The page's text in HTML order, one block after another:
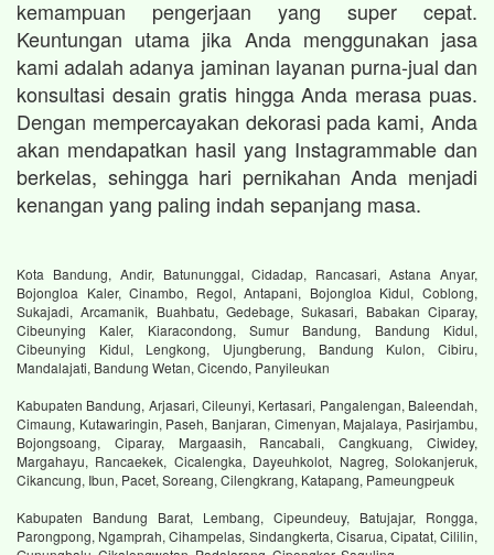
kemampuan pengerjaan yang super cepat.
Keuntungan utama jika Anda menggunakan jasa
kami adalah adanya jaminan layanan purna-jual dan
konsultasi desain gratis hingga Anda merasa puas.
Dengan mempercayakan dekorasi pada kami, Anda
akan mendapatkan hasil yang Instagrammable dan
berkelas, sehingga hari pernikahan Anda menjadi
kenangan yang paling indah sepanjang masa.
Kota Bandung, Andir, Batununggal, Cidadap, Rancasari, Astana Anyar,
Bojongloa Kaler, Cinambo, Regol, Antapani, Bojongloa Kidul, Coblong,
Sukajadi, Arcamanik, Buahbatu, Gedebage, Sukasari, Babakan Ciparay,
Cibeunying Kaler, Kiaracondong, Sumur Bandung, Bandung Kidul,
Cibeunying Kidul, Lengkong, Ujungberung, Bandung Kulon, Cibiru,
Mandalajati, Bandung Wetan, Cicendo, Panyileukan
Kabupaten Bandung, Arjasari, Cileunyi, Kertasari, Pangalengan, Baleendah,
Cimaung, Kutawaringin, Paseh, Banjaran, Cimenyan, Majalaya, Pasirjambu,
Bojongsoang, Ciparay, Margaasih, Rancabali, Cangkuang, Ciwidey,
Margahayu, Rancaekek, Cicalengka, Dayeuhkolot, Nagreg, Solokanjeruk,
Cikancung, Ibun, Pacet, Soreang, Cilengkrang, Katapang, Pameungpeuk
Kabupaten Bandung Barat, Lembang, Cipeundeuy, Batujajar, Rongga,
Parongpong, Ngamprah, Cihampelas, Sindangkerta, Cisarua, Cipatat, Cililin,